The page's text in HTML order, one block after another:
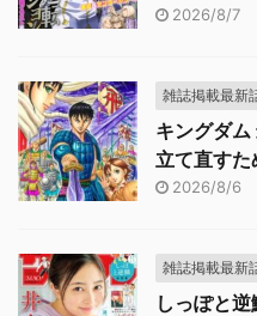
2026/8/7
雑誌掲載最新
キングダ
立て直すた
2026/8/6
雑誌掲載最新
しっぽと